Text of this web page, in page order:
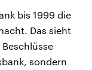
bis 1999 die
Das sieht
sondern